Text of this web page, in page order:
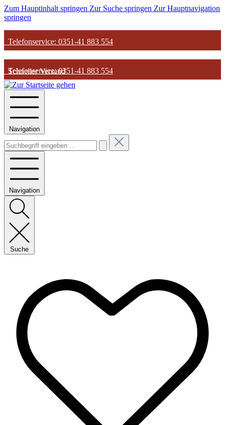
Zum Hauptinhalt springen Zur Suche springen Zur Hauptnavigation
springen
Telefonservice: 0351-41 883 554
Schneller Versand
Günstige Parfum-Preise
Versandkostenfrei ab 50€
Telefonservice: 0351-41 883 554
Schneller Versand
Günstige Parfum-Preise
Versandkostenfrei ab 50€
Navigation
Navigation
Suche